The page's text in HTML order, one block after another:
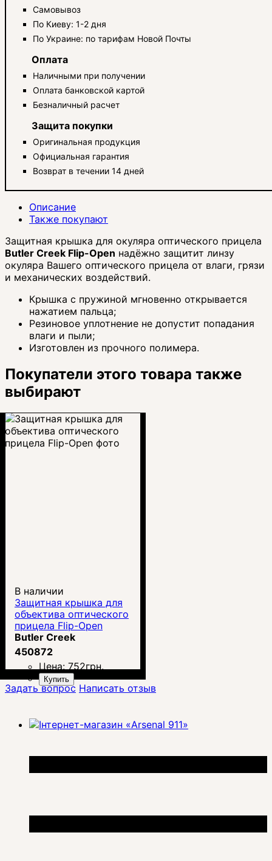
Самовывоз
По Киеву: 1-2 дня
По Украине: по тарифам Новой Почты
Оплата
Наличными при получении
Оплата банковской картой
Безналичный расчет
Защита покупки
Оригинальная продукция
Официальная гарантия
Возврат в течении 14 дней
Описание
Также покупают
Защитная крышка для окуляра оптического прицела
Butler Creek Flip-Open надёжно защитит линзу
окуляра Вашего оптического прицела от влаги, грязи
и механических воздействий.
Крышка с пружиной мгновенно открывается
нажатием пальца;
Резиновое уплотнение не допустит попадания
влаги и пыли;
Изготовлен из прочного полимера.
Покупатели этого товара также
выбирают
В наличии
Защитная крышка для
объектива оптического
прицела Flip-Open
Butler Creek
450872
Цена:752грн.
Купить
Задать вопрос Написать отзыв